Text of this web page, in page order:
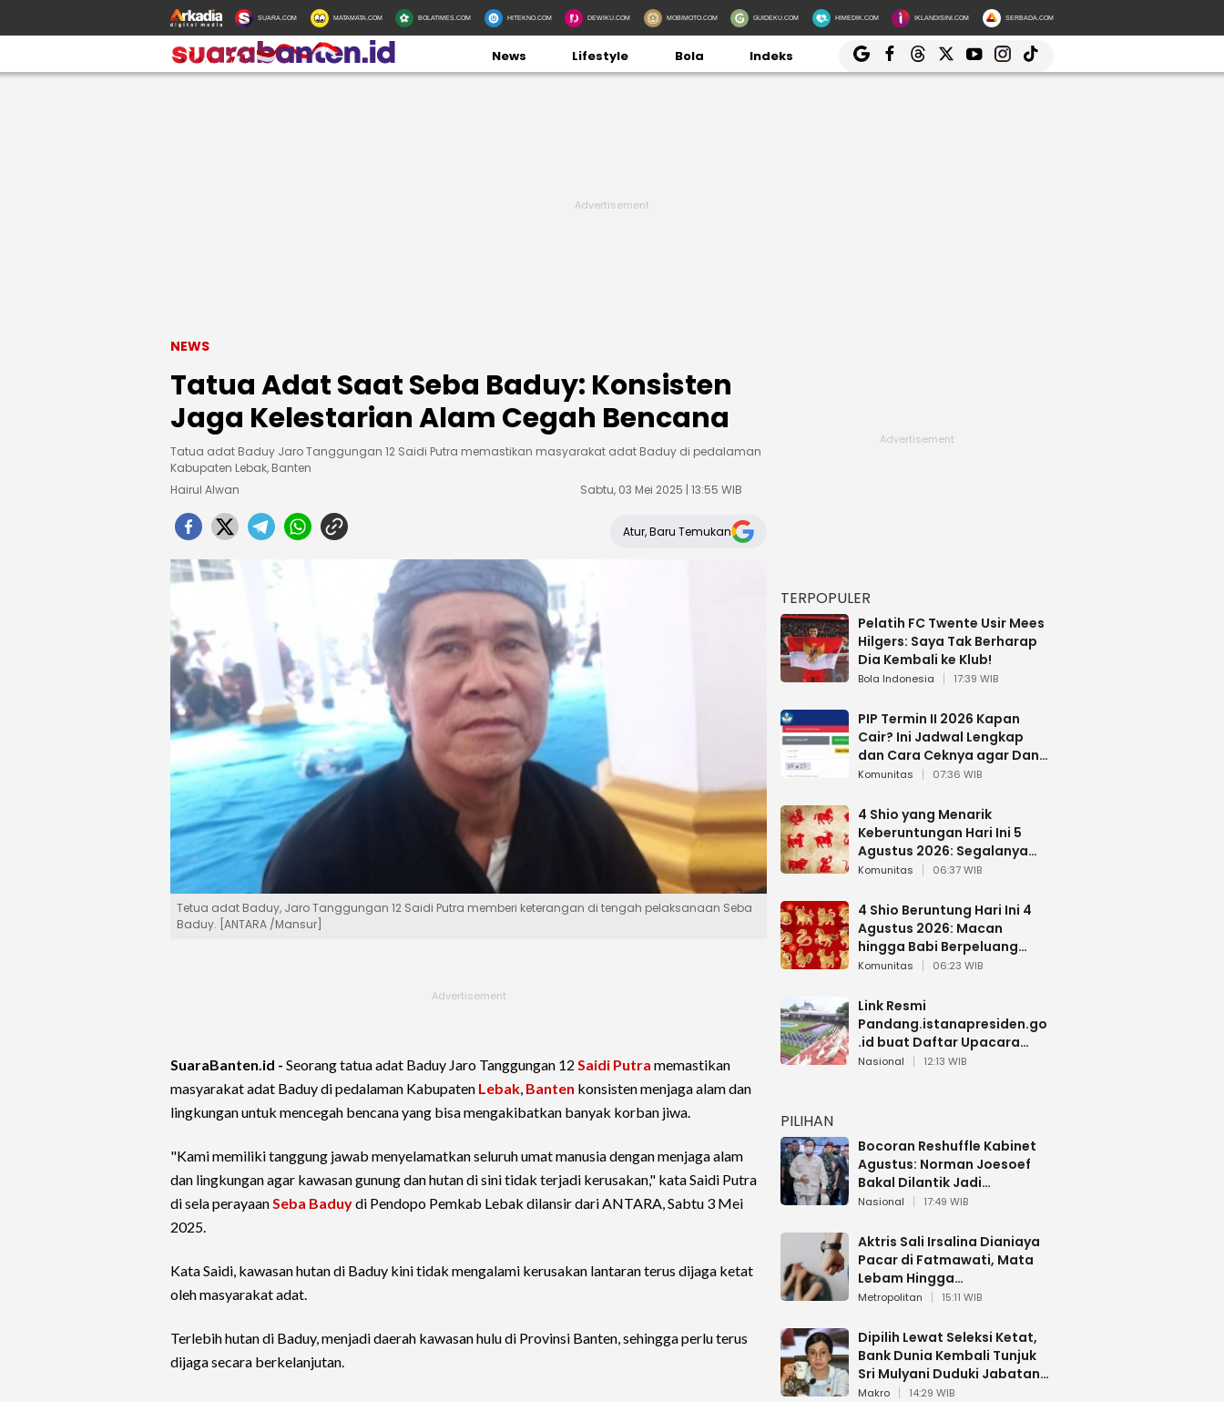
SUARA.COM MATAMATA.COM BOLATIMES.COM HITEKNO.COM DEWIKU.COM MOBIMOTO.COM GUIDEKU.COM HIMEDIK.COM IKLANDISINI.COM SERBADA.COM
News Lifestyle Bola Indeks
NEWS
Tatua Adat Saat Seba Baduy: Konsisten
Jaga Kelestarian Alam Cegah Bencana
Tatua adat Baduy Jaro Tanggungan 12 Saidi Putra memastikan masyarakat adat Baduy di pedalaman
Kabupaten Lebak, Banten
Hairul Alwan
Sabtu, 03 Mei 2025 | 13:55 WIB
Atur, Baru Temukan
Tetua adat Baduy, Jaro Tanggungan 12 Saidi Putra memberi keterangan di tengah pelaksanaan Seba
Baduy. [ANTARA /Mansur]
SuaraBanten.id - Seorang tatua adat Baduy Jaro Tanggungan 12 Saidi Putra memastikan
masyarakat adat Baduy di pedalaman Kabupaten Lebak, Banten konsisten menjaga alam dan
lingkungan untuk mencegah bencana yang bisa mengakibatkan banyak korban jiwa.
"Kami memiliki tanggung jawab menyelamatkan seluruh umat manusia dengan menjaga alam
dan lingkungan agar kawasan gunung dan hutan di sini tidak terjadi kerusakan," kata Saidi Putra
di sela perayaanSeba Baduydi Pendopo Pemkab Lebak dilansir dari ANTARA, Sabtu 3 Mei
2025.
Kata Saidi, kawasan hutan di Baduy kini tidak mengalami kerusakan lantaran terus dijaga ketat
oleh masyarakat adat.
Terlebih hutan di Baduy, menjadi daerah kawasan hulu di Provinsi Banten, sehingga perlu terus
dijaga secara berkelanjutan.
TERPOPULER
Pelatih FC Twente Usir Mees
Hilgers: Saya Tak Berharap
Dia Kembali ke Klub!
Bola Indonesia 17:39 WIB
PIP Termin II 2026 Kapan
Cair? Ini Jadwal Lengkap
dan Cara Ceknya agar Dana
Tidak Hangus!
Komunitas 07:36 WIB
4 Shio yang Menarik
Keberuntungan Hari Ini 5
Agustus 2026: Segalanya
Berjalan Lancar
Komunitas 06:37 WIB
4 Shio Beruntung Hari Ini 4
Agustus 2026: Macan
hingga Babi Berpeluang
Dapat Kabar Baik
Komunitas 06:23 WIB
Link Resmi
Pandang.istanapresiden.go
.id buat Daftar Upacara
Bendera HUT RI di Istana
Nasional 12:13 WIB
PILIHAN
Bocoran Reshuffle Kabinet
Agustus: Norman Joesoef
Bakal Dilantik Jadi
Wamenhan RI
Nasional 17:49 WIB
Aktris Sali Irsalina Dianiaya
Pacar di Fatmawati, Mata
Lebam Hingga
Diselamatkan Polantas
Metropolitan 15:11 WIB
Dipilih Lewat Seleksi Ketat,
Bank Dunia Kembali Tunjuk
Sri Mulyani Duduki Jabatan
Strategis
Makro 14:29 WIB